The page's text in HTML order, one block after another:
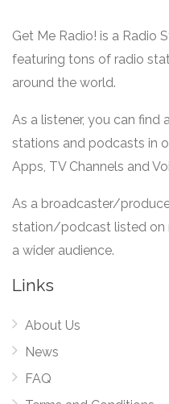
Get Me Radio! is a Radio
featuring tons of radio
around the world.
As a listener, you can
stations and podcasts in
Apps, TV Channels and
As a broadcaster/
station/podcast listed on
a wider audience.
Links
About Us
News
FAQ